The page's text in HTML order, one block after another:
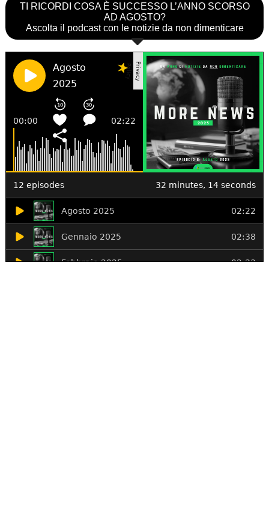
TI RICORDI COSA È SUCCESSO L’ANNO SCORSO
AD AGOSTO?
Ascolta il podcast con le notizie da non dimenticare